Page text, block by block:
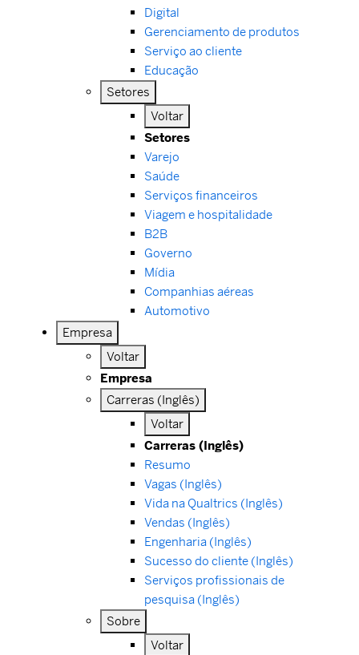
Digital
Gerenciamento de produtos
Serviço ao cliente
Educação
Setores
Voltar
Setores
Varejo
Saúde
Serviços financeiros
Viagem e hospitalidade
B2B
Governo
Mídia
Companhias aéreas
Automotivo
Empresa
Voltar
Empresa
Carreras (Inglês)
Voltar
Carreras (Inglês)
Resumo
Vagas (Inglês)
Vida na Qualtrics (Inglês)
Vendas (Inglês)
Engenharia (Inglês)
Sucesso do cliente (Inglês)
Serviços profissionais de
pesquisa (Inglês)
Sobre
Voltar